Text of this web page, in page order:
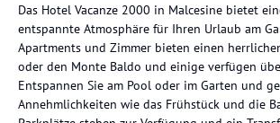
Das Hotel Vacanze 2000 in Malcesine bietet
entspannte Atmosphäre für Ihren Urlaub am
Apartments und Zimmer bieten einen
oder den Monte Baldo und einige verfügen
Entspannen Sie am Pool oder im Garten und
Annehmlichkeiten wie das Frühstück und die